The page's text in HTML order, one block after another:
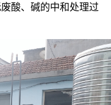
酸、碱的中和处理过